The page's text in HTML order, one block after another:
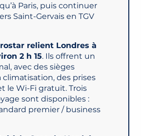
Paris, puis continuer
Saint-Gervais en TGV
relient Londres à
2 h 15. Ils offrent un
avec des sièges
climatisation, des prises
le Wi-Fi gratuit. Trois
sont disponibles :
premier / business